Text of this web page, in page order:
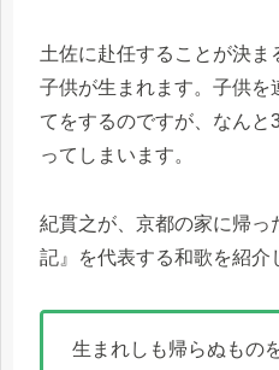
土佐に赴任することが決ま
子供が生まれます。子供を
てをするのですが、なん
ってしまいます。
紀貫之が、京都の家に帰っ
記』を代表する和歌を紹介
生まれしも帰らぬもの